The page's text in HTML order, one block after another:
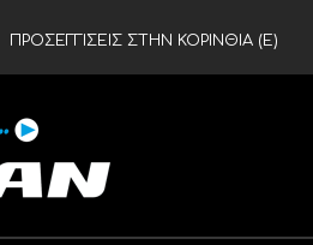
ΠΡΟΣΕΓΓΙΣΕΙΣ ΣΤΗΝ ΚΟΡΙΝΘΙΑ (Ε)